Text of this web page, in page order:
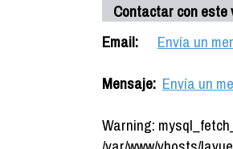
Contactar con este
Email:
Envía un
Mensaje: Envía un
Warning: